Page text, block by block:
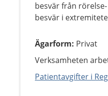
besvär från
besvär i
Ägarform: Privat
Verksamheten
Patientavgifter i